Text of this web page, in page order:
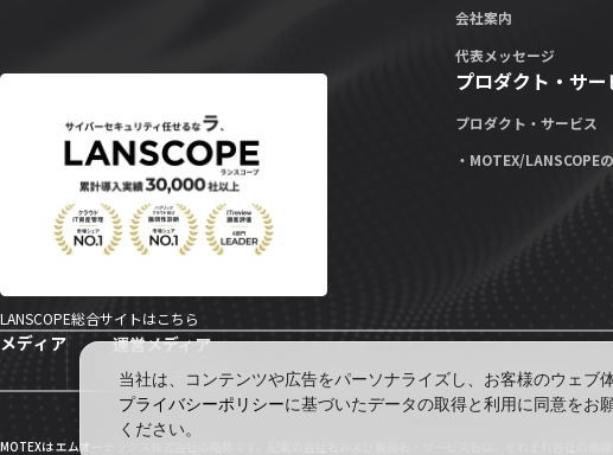
LANSCOPE総合サイトはこちら
会社案内
代表メッセージ
プロダクト・サー
プロダクト・サービス
・MOTEX/LANSCOPE
メディア 運営メディア
セキュリティ情報サイト「wiz LANCOPE」 会社ブログ「MOTEX公式note」
MOTEXは エムオーテックス株式会社の略称です。記載の会社名および製品名・サービス名は、それぞれ各社の商標
当社は、コンテンツや広告をパーソナライズし、お客様のウェブ
プライバシーポリシーに基づいたデータの取得と利用に同意をお
ください。